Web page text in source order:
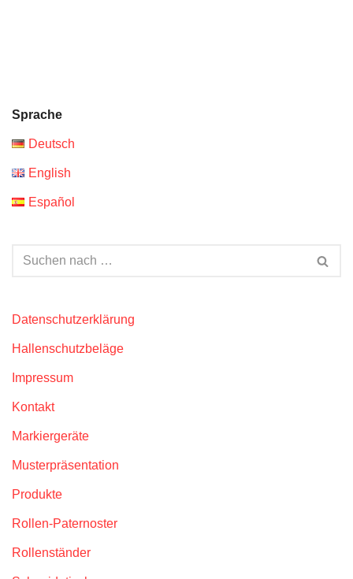
Sprache
Deutsch
English
Español
Datenschutzerklärung
Hallenschutzbeläge
Impressum
Kontakt
Markiergeräte
Musterpräsentation
Produkte
Rollen-Paternoster
Rollenständer